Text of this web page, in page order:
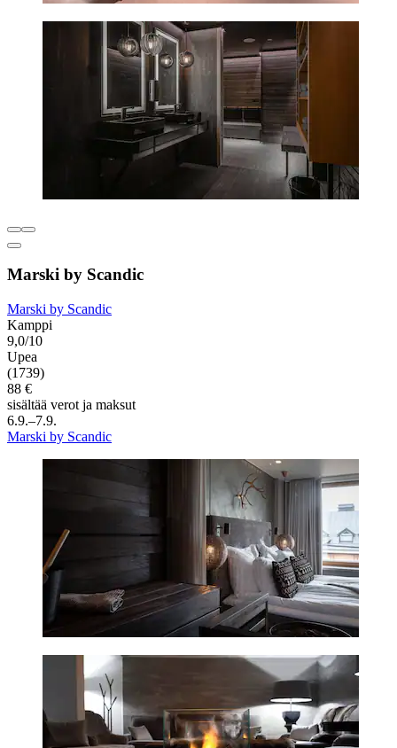
Marski by Scandic
Marski by Scandic
Kamppi
9,0/10
Upea
(1739)
88 €
sisältää verot ja maksut
6.9.–7.9.
Marski by Scandic